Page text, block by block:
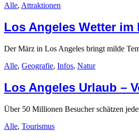
Alle, Attraktionen
Los Angeles Wetter im
Der März in Los Angeles bringt milde
Alle, Geografie, Infos, Natur
Los Angeles Urlaub –
Über 50 Millionen Besucher schätzen
Alle, Tourismus